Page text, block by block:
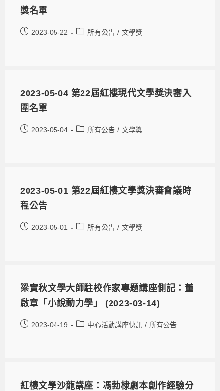
獎名單
2023-05-22 所有公告 / 文學獎
2023-05-04 第22屆紅樓現代文學獎決審入
圍名單
2023-05-04 所有公告 / 文學獎
2023-05-01 第22屆紅樓文學獎決審會議時
程公告
2023-05-01 所有公告 / 文學獎
梁實秋文學大師駐校作家專題講座側記：董
啟章「小說動力學」 (2023-03-14)
2023-04-19 中心活動講座快訊 / 所有公告
紅樓文學沙龍講座：馮勃棣劇本創作經驗分